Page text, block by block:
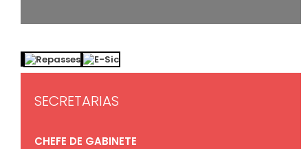
SECRETARIAS
CHEFE DE GABINETE